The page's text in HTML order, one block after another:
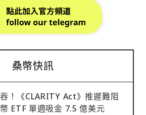
桑幣快訊
！《CLARITY Act》推遲難阻
ETF 單週吸金 7.5 億美元